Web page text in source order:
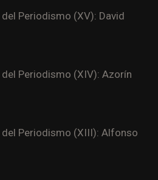
Periodismo (XV): David
Periodismo (XIV): Azorín
Periodismo (XIII): Alfonso